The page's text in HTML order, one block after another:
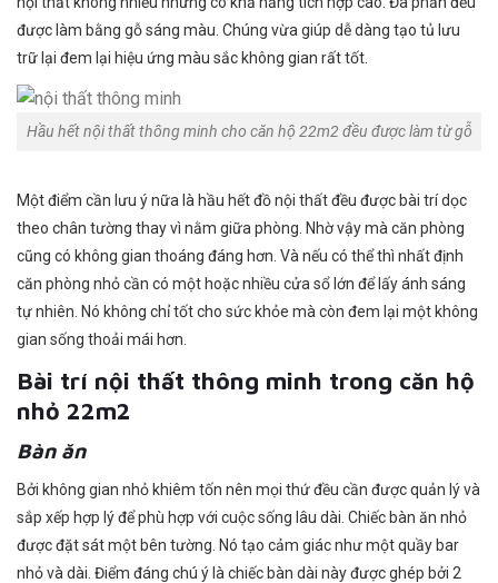
được làm bằng gỗ sáng màu. Chúng vừa giúp dễ dàng tạo tủ lưu
trữ lại đem lại hiệu ứng màu sắc không gian rất tốt.
Hầu hết nội thất thông minh cho căn hộ 22m2 đều được làm từ gỗ
Một điểm cần lưu ý nữa là hầu hết đồ nội thất đều được bài trí dọc
theo chân tường thay vì nằm giữa phòng. Nhờ vậy mà căn phòng
cũng có không gian thoáng đáng hơn. Và nếu có thể thì nhất định
căn phòng nhỏ cần có một hoặc nhiều cửa sổ lớn để lấy ánh sáng
tự nhiên. Nó không chỉ tốt cho sức khỏe mà còn đem lại một không
gian sống thoải mái hơn.
Bài trí nội thất thông minh trong căn hộ
nhỏ 22m2
Bàn ăn
Bởi không gian nhỏ khiêm tốn nên mọi thứ đều cần được quản lý và
sắp xếp hợp lý để phù hợp với cuộc sống lâu dài. Chiếc bàn ăn nhỏ
được đặt sát một bên tường. Nó tạo cảm giác như một quầy bar
nhỏ và dài. Điểm đáng chú ý là chiếc bàn dài này được ghép bởi 2